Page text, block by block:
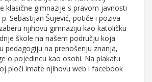
klasične gimnazije s pravom javnosti
Sebastijan Šujević, potiče i poziva
njihovu gimnaziju kao katoličku
škole na našem području koja
pedagogiju na prenošenju znanja,
o pojedincu kao osobi. Na plakatu
ploči imate njihovu web i facebook